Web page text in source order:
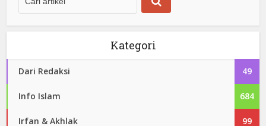
Kategori
Dari Redaksi 49
Info Islam 684
Irfan & Akhlak 99